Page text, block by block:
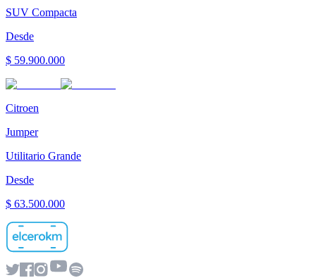
SUV Compacta
Desde
$ 59.900.000
Citroen
Jumper
Utilitario Grande
Desde
$ 63.500.000